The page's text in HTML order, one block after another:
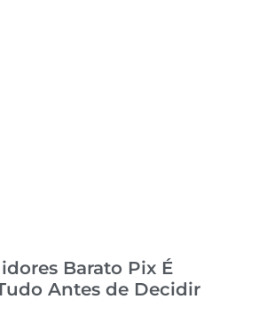
Barato Pix É
Antes de Decidir